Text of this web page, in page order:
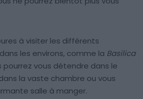
à visiter les différents
les environs, comme la Basilica
pourrez vous détendre dans le
la vaste chambre ou vous
salle à manger.